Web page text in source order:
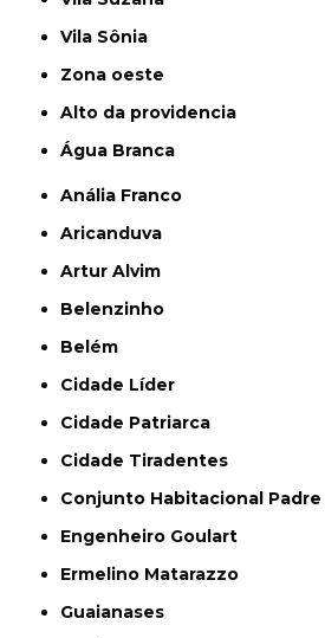
Vila Sônia
Zona oeste
alto da providencia
Água Branca
Anália Franco
Aricanduva
Artur Alvim
Belenzinho
Belém
Cidade Líder
Cidade Patriarca
Cidade Tiradentes
Conjunto Habitacional
Engenheiro Goulart
Ermelino Matarazzo
Guaianases